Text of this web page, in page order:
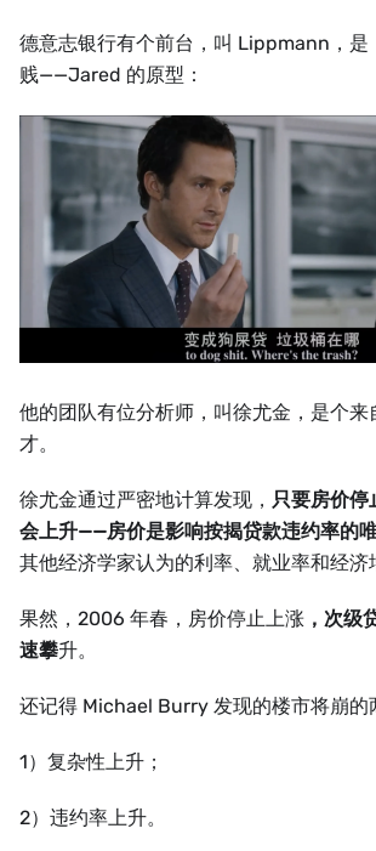
德意志银行有个前台，叫 Lippmann，是
贱——Jared 的原型：
他的团队有位分析师，叫徐尤金，是个来
才。
徐尤金通过严密地计算发现， 只要房价停
会上升——房价是影响按揭贷款违约率的
其他经济学家认为的利率、就业率和经济
果然，2006 年春，房价停止上涨 ，次级
速攀升。
还记得 Michael Burry 发现的楼市将崩的
1）复杂性上升；
2）违约率上升。